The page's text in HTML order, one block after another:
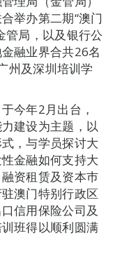
举办第二期“澳门
管局，以及银行公
融业界合共26名
州及深圳培训学
今年2月出台，
建设为主题，以
，与学员探讨大
金融如何支持大
资租赁及资本巿
澳门特别行政区
信用保险公司及
班得以顺利圆满